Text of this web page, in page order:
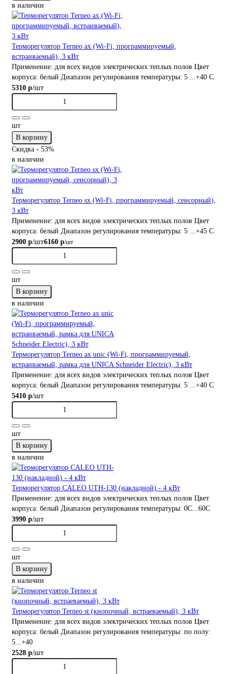
в наличии
Терморегулятор Terneo ax (Wi-Fi, программируемый,
встраиваемый), 3 кВт
Применение: для всех видов электрических теплых полов Цвет
корпуса: белый Диапазон регулирования температуры: 5 ...+40 С
5310 р/шт
шт
В корзину
Скидка - 53%
в наличии
Терморегулятор Terneo sx (Wi-Fi, программируемый, сенсорный),
3 кВт
Применение: для всех видов электрических теплых полов Цвет
корпуса: белый Диапазон регулирования температуры: 5 ...+45 С
2900 р/шт6160 р/шт
шт
В корзину
в наличии
Терморегулятор Terneo ax unic (Wi-Fi, программируемый,
встраиваемый, рамка для UNICA Schneider Electric), 3 кВт
Применение: для всех видов электрических теплых полов Цвет
корпуса: белый Диапазон регулирования температуры: 5 ...+40 С
5410 р/шт
шт
В корзину
в наличии
Терморегулятор CALEO UTH-130 (накладной) - 4 кВт
Применение: для всех видов электрических теплых полов Цвет
корпуса: белый Диапазон регулирования температуры: 0С...60С
3990 р/шт
шт
В корзину
в наличии
Терморегулятор Terneo st (кнопочный, встраеваемый), 3 кВт
Применение: для всех видов электрических теплых полов Цвет
корпуса: белый Диапазон регулирования температуры: по полу:
5...+40
2528 р/шт